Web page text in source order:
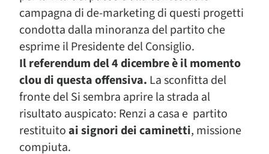
campagna di de-marketing di questi progetti
condotta dalla minoranza del partito che
esprime il Presidente del Consiglio.
Il referendum del 4 dicembre è il momento
clou di questa offensiva. La sconfitta del
fronte del Si sembra aprire la strada al
risultato auspicato: Renzi a casa e partito
restituitoai signori dei caminetti, missione
compiuta.